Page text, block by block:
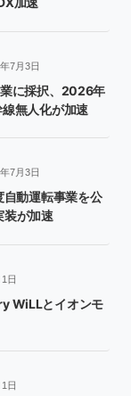
7月3日
に採択、2026年
無人化が加速
7月3日
動運転事業を公
装が加速
日
WiLLとイオンモ
日